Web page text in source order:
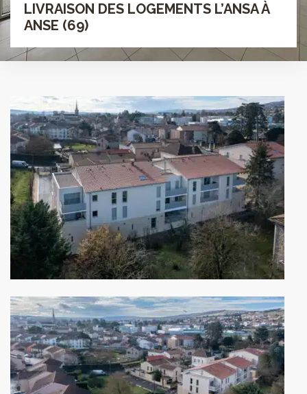
LIVRAISON DES LOGEMENTS L’ANSA À
ANSE (69)